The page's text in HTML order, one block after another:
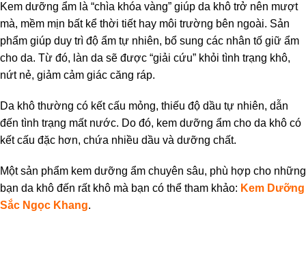
Kem dưỡng ẩm là “chìa khóa vàng” giúp da khô trở nên mượt
mà, mềm mịn bất kể thời tiết hay môi trường bên ngoài. Sản
phẩm giúp duy trì độ ẩm tự nhiên, bổ sung các nhân tố giữ ẩm
cho da. Từ đó, làn da sẽ được “giải cứu” khỏi tình trạng khô,
nứt nẻ, giảm cảm giác căng ráp.
Da khô thường có kết cấu mỏng, thiếu độ dầu tự nhiên, dẫn
đến tình trạng mất nước. Do đó, kem dưỡng ẩm cho da khô có
kết cấu đặc hơn, chứa nhiều dầu và dưỡng chất.
Một sản phẩm kem dưỡng ẩm chuyên sâu, phù hợp cho những
bạn da khô đến rất khô mà bạn có thể tham khảo: Kem Dưỡng
Sắc Ngọc Khang.